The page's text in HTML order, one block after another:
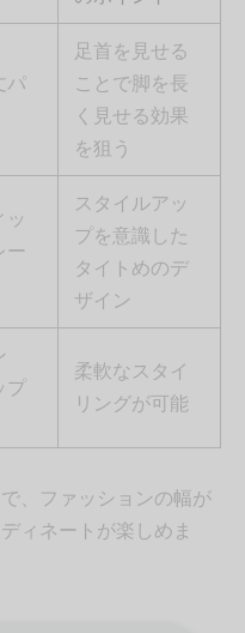
パ
足首を見せる
ことで脚を長
く見せる効果
を狙う
ー
スタイルアッ
プを意識した
タイトめのデ
ザイン
柔軟なスタイ
リングが可能
、ファッションの幅が
ィネートが楽しめま